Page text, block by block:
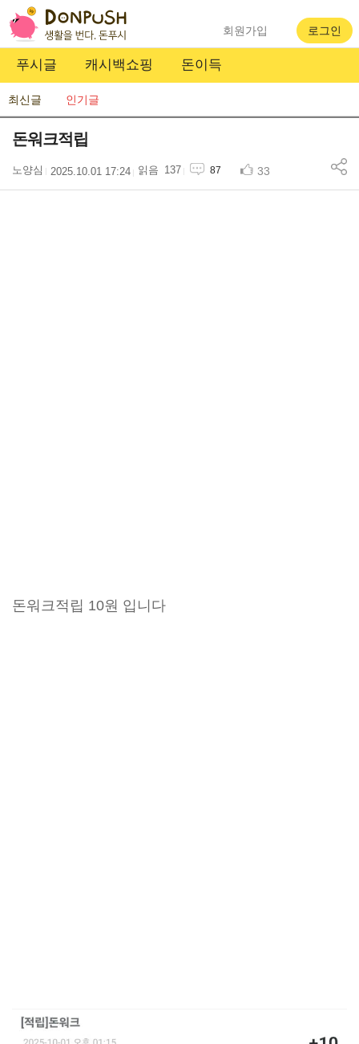
푸시글 캐시백쇼핑 돈이득
회원가입 로그인
최신글 인기글
돈워크적립
노양심 2025.10.01 17:24 137 87 33
돈워크적립 10원 입니다